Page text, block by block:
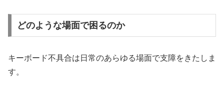
どのような場面で困るのか
キーボード不具合は日常のあらゆる場面で支障をきたしま
す。